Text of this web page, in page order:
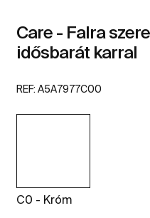
Care - Falra
idősbarát karral
REF: A5A7977C00
C0 - Króm